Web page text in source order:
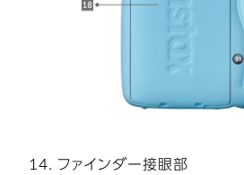
ファインダー接眼部